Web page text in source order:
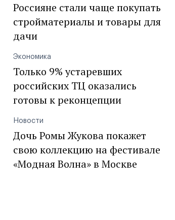
Россияне стали чаще покупать
стройматериалы и товары для
дачи
Экономика
Только 9% устаревших
российских ТЦ оказались
готовы к реконцепции
Новости
Дочь Ромы Жукова покажет
свою коллекцию на фестивале
«Модная Волна» в Москве